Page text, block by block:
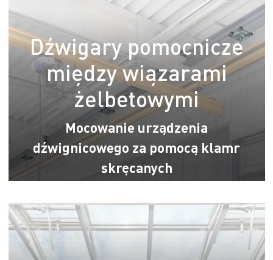
Dźwigary pomocnicze
między wiązarami
żelbetowymi
Mocowanie urządzenia
dźwignicowego za pomocą klamr
skręcanych